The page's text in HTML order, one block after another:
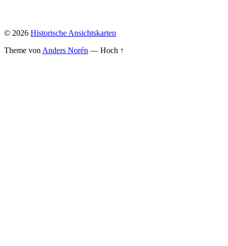
© 2026 Historische Ansichtskarten
Theme von Anders Norén — Hoch ↑